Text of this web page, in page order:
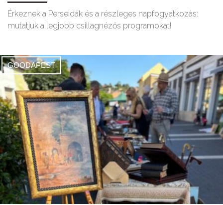
Érkeznek a Perseidák és a részleges napfogyatkozás:
mutatjuk a legjobb csillagnézős programokat!
GOODAPEST